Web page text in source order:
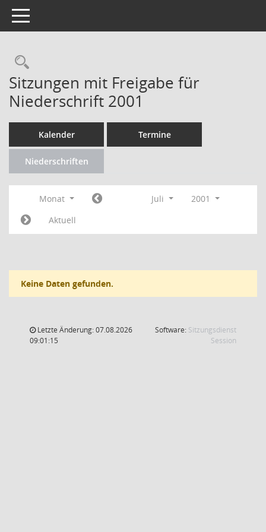
Toggle navigation
Rechercheauswahl
Sitzungen mit Freigabe für
Niederschrift 2001
Kalender Termine
Niederschriften
Monat Juli
2001
Aktuell
Keine Daten gefunden.
Letzte Änderung: 07.08.2026
09:01:15
Software: Sitzungsdienst
Session